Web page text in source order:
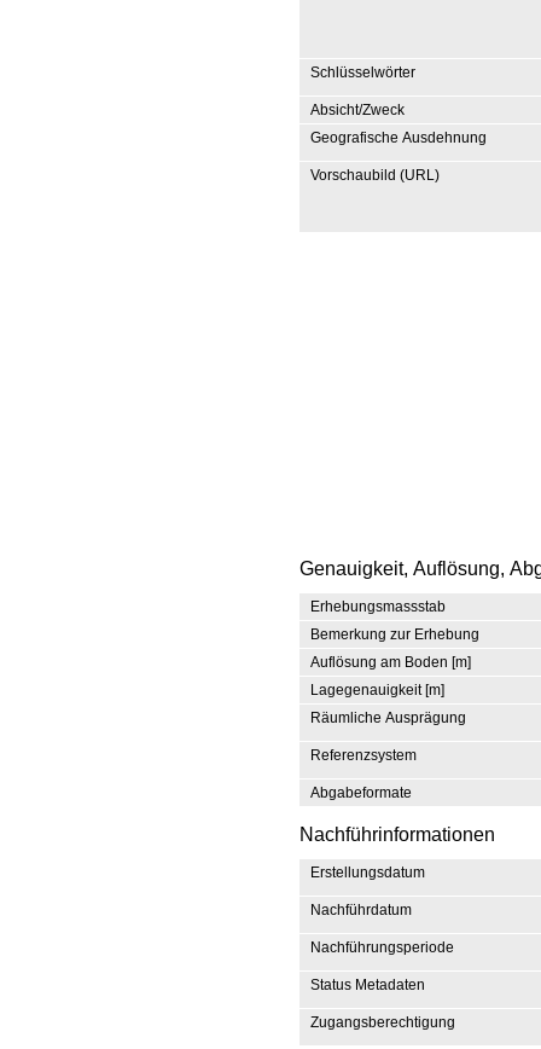
Schlüsselwörter
Absicht/Zweck
Geografische Ausdehnung
Vorschaubild (URL)
Genauigkeit, Auflösung,
Erhebungsmassstab
Bemerkung zur Erhebung
Auflösung am Boden [m]
Lagegenauigkeit [m]
Räumliche Ausprägung
Referenzsystem
Abgabeformate
Nachführinformationen
Erstellungsdatum
Nachführdatum
Nachführungsperiode
Status Metadaten
Zugangsberechtigung